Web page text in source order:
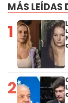
MÁS LEÍDAS
1
2